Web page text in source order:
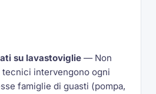
su lavastoviglie — Non
intervengono ogni
famiglie di guasti (pompa,